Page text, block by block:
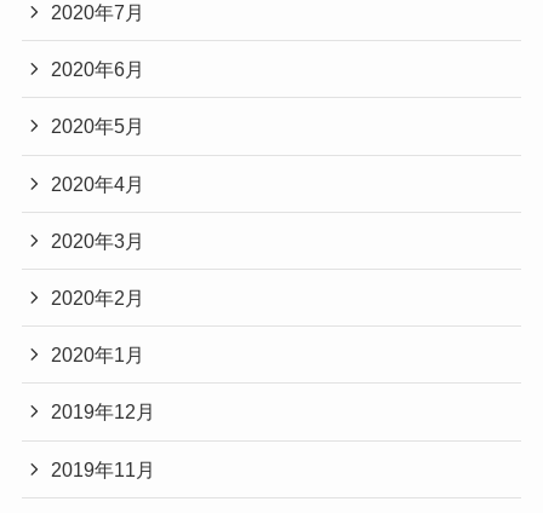
2020年7月
2020年6月
2020年5月
2020年4月
2020年3月
2020年2月
2020年1月
2019年12月
2019年11月